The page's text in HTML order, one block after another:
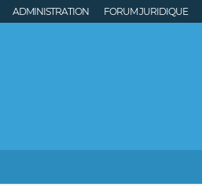
ADMINISTRATION FORUM JURIDIQUE